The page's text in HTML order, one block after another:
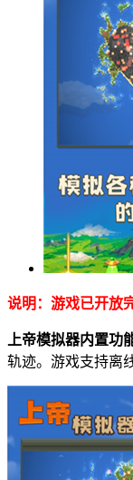
说明：游戏已开放
上帝模拟器内置功
轨迹。游戏支持离